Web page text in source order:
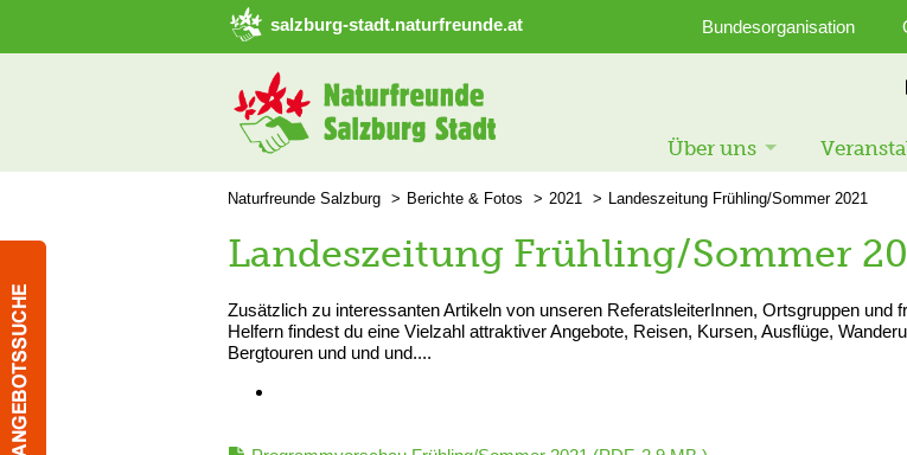
➜ Hauptregion der Seite anspringen
salzburg-stadt.naturfreunde.at Bundesorganisation
Über uns
Naturfreunde Salzburg Berichte & Fotos 2021 Landeszeitung Frühling/Sommer 2021
Landeszeitung Frühling/Sommer
Zusätzlich zu interessanten Artikeln von unseren ReferatsleiterInnen, Ortsgruppen und
Helfern findest du eine Vielzahl attraktiver Angebote, Reisen, Kursen, Ausflüge,
Bergtouren und und und....